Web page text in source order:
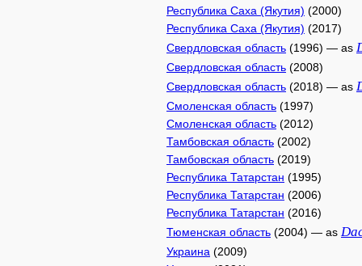
Республика Саха (Якутия) (2000)
Республика Саха (Якутия) (2017)
Свердловская область (1996) — as
Свердловская область (2008)
Свердловская область (2018) — as
Смоленская область (1997)
Смоленская область (2012)
Тамбовская область (2002)
Тамбовская область (2019)
Республика Татарстан (1995)
Республика Татарстан (2006)
Республика Татарстан (2016)
Тюменская область (2004) — as
Украина (2009)